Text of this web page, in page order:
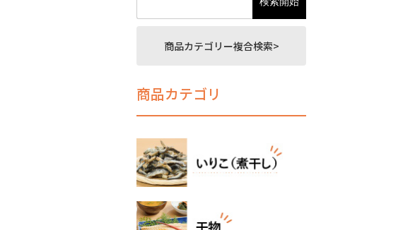
商品カテゴリー複合検索>
商品カテゴリ